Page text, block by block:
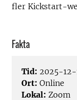
fler Kickstart-
Fakta
Tid: 2025-12-
Ort: Online
Lokal: Zoom